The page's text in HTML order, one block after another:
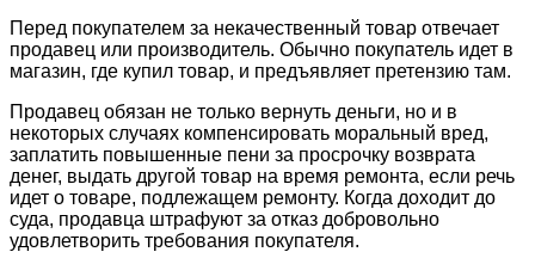
Перед покупателем за некачественный товар отвечает
продавец или производитель. Обычно покупатель идет в
магазин, где купил товар, и предъявляет претензию там.
Продавец обязан не только вернуть деньги, но и в
некоторых случаях компенсировать моральный вред,
заплатить повышенные пени за просрочку возврата
денег, выдать другой товар на время ремонта, если речь
идет о товаре, подлежащем ремонту. Когда доходит до
суда, продавца штрафуют за отказ добровольно
удовлетворить требования покупателя.